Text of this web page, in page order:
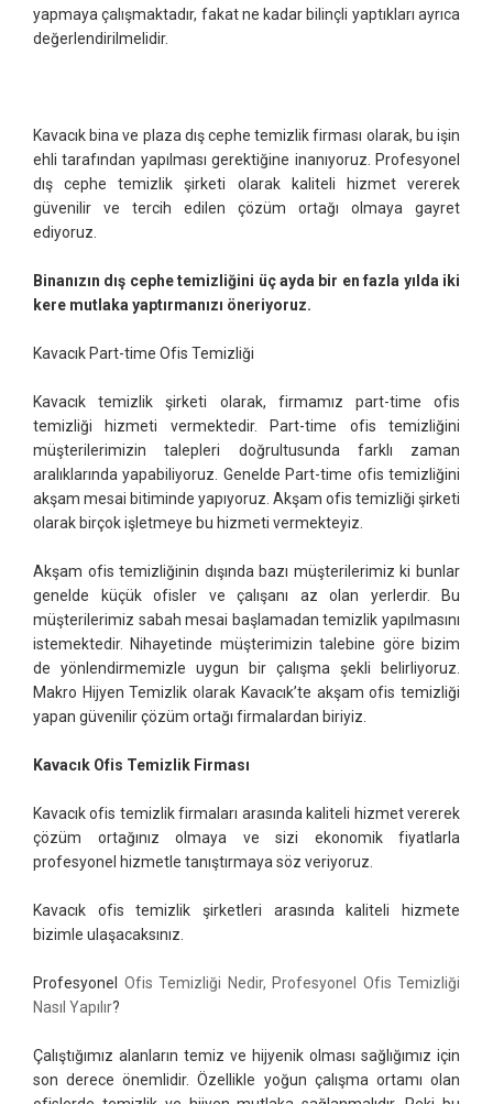
yapmaya çalışmaktadır, fakat ne kadar bilinçli yaptıkları ayrıca
değerlendirilmelidir.
Kavacık bina ve plaza dış cephe temizlik firması olarak, bu işin
ehli tarafından yapılması gerektiğine inanıyoruz. Profesyonel
dış cephe temizlik şirketi olarak kaliteli hizmet vererek
güvenilir ve tercih edilen çözüm ortağı olmaya gayret
ediyoruz.
Binanızın dış cephe temizliğini üç ayda bir en fazla yılda iki
kere mutlaka yaptırmanızı öneriyoruz.
Kavacık Part-time Ofis Temizliği
Kavacık temizlik şirketi olarak, firmamız part-time ofis
temizliği hizmeti vermektedir. Part-time ofis temizliğini
müşterilerimizin talepleri doğrultusunda farklı zaman
aralıklarında yapabiliyoruz. Genelde Part-time ofis temizliğini
akşam mesai bitiminde yapıyoruz. Akşam ofis temizliği şirketi
olarak birçok işletmeye bu hizmeti vermekteyiz.
Akşam ofis temizliğinin dışında bazı müşterilerimiz ki bunlar
genelde küçük ofisler ve çalışanı az olan yerlerdir. Bu
müşterilerimiz sabah mesai başlamadan temizlik yapılmasını
istemektedir. Nihayetinde müşterimizin talebine göre bizim
de yönlendirmemizle uygun bir çalışma şekli belirliyoruz.
Makro Hijyen Temizlik olarak Kavacık’te akşam ofis temizliği
yapan güvenilir çözüm ortağı firmalardan biriyiz.
Kavacık Ofis Temizlik Firması
Kavacık ofis temizlik firmaları arasında kaliteli hizmet vererek
çözüm ortağınız olmaya ve sizi ekonomik fiyatlarla
profesyonel hizmetle tanıştırmaya söz veriyoruz.
Kavacık ofis temizlik şirketleri arasında kaliteli hizmete
bizimle ulaşacaksınız.
Profesyonel Ofis Temizliği Nedir, Profesyonel Ofis Temizliği
Nasıl Yapılır?
Çalıştığımız alanların temiz ve hijyenik olması sağlığımız için
son derece önemlidir. Özellikle yoğun çalışma ortamı olan